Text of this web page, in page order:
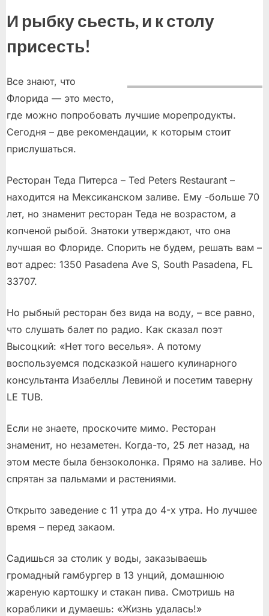
И рыбку сьесть, и к столу
присесть!
Все знают, что
Флорида — это место,
где можно попробовать лучшие морепродукты.
Сегодня – две рекомендации, к которым стоит
прислушаться.
Ресторан Теда Питерса – Ted Peters Restaurant –
находится на Мексиканском заливе. Ему -больше 70
лет, но знаменит ресторан Теда не возрастом, а
копченой рыбой. Знатоки утверждают, что она
лучшая во Флориде. Спорить не будем, решать вам –
вот адрес: 1350 Pasadena Ave S, South Pasadena, FL
33707.
Но рыбный ресторан без вида на воду, – все равно,
что слушать балет по радио. Как сказал поэт
Высоцкий: «Нет того веселья». А потому
воспользуемся подсказкой нашего кулинарного
консультанта Изабеллы Левиной и посетим таверну
LE TUB.
Если не знаете, проскочите мимо. Ресторан
знаменит, но незаметен. Когда-то, 25 лет назад, на
этом месте была бензоколонка. Прямо на заливе. Но
спрятан за пальмами и растениями.
Открыто заведение с 11 утра до 4-х утра. Но лучшее
время – перед закаом.
Садишься за столик у воды, заказываешь
громадный гамбургер в 13 унций, домашнюю
жареную картошку и стакан пива. Смотришь на
кораблики и думаешь: «Жизнь удалась!»